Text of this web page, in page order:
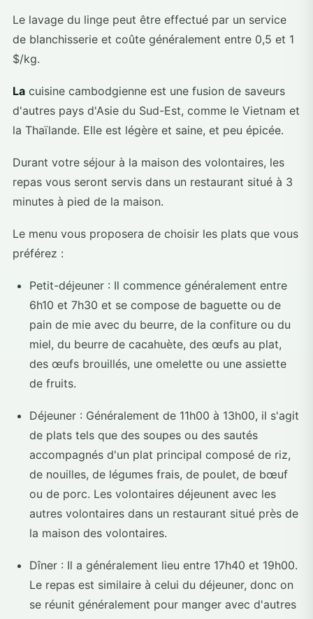
Le lavage du linge peut être effectué par un service
de blanchisserie et coûte généralement entre 0,5 et 1
$/kg.
La cuisine cambodgienne est une fusion de saveurs
d'autres pays d'Asie du Sud-Est, comme le Vietnam et
la Thaïlande. Elle est légère et saine, et peu épicée.
Durant votre séjour à la maison des volontaires, les
repas vous seront servis dans un restaurant situé à 3
minutes à pied de la maison.
Le menu vous proposera de choisir les plats que vous
préférez :
Petit-déjeuner : Il commence généralement entre
6h10 et 7h30 et se compose de baguette ou de
pain de mie avec du beurre, de la confiture ou du
miel, du beurre de cacahuète, des œufs au plat,
des œufs brouillés, une omelette ou une assiette
de fruits.
Déjeuner : Généralement de 11h00 à 13h00, il s'agit
de plats tels que des soupes ou des sautés
accompagnés d'un plat principal composé de riz,
de nouilles, de légumes frais, de poulet, de bœuf
ou de porc. Les volontaires déjeunent avec les
autres volontaires dans un restaurant situé près de
la maison des volontaires.
Dîner : Il a généralement lieu entre 17h40 et 19h00.
Le repas est similaire à celui du déjeuner, donc on
se réunit généralement pour manger avec d'autres